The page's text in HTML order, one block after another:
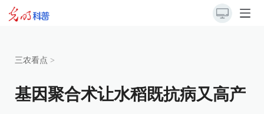
三农看点 >
基因聚合术让水稻既抗病又高产